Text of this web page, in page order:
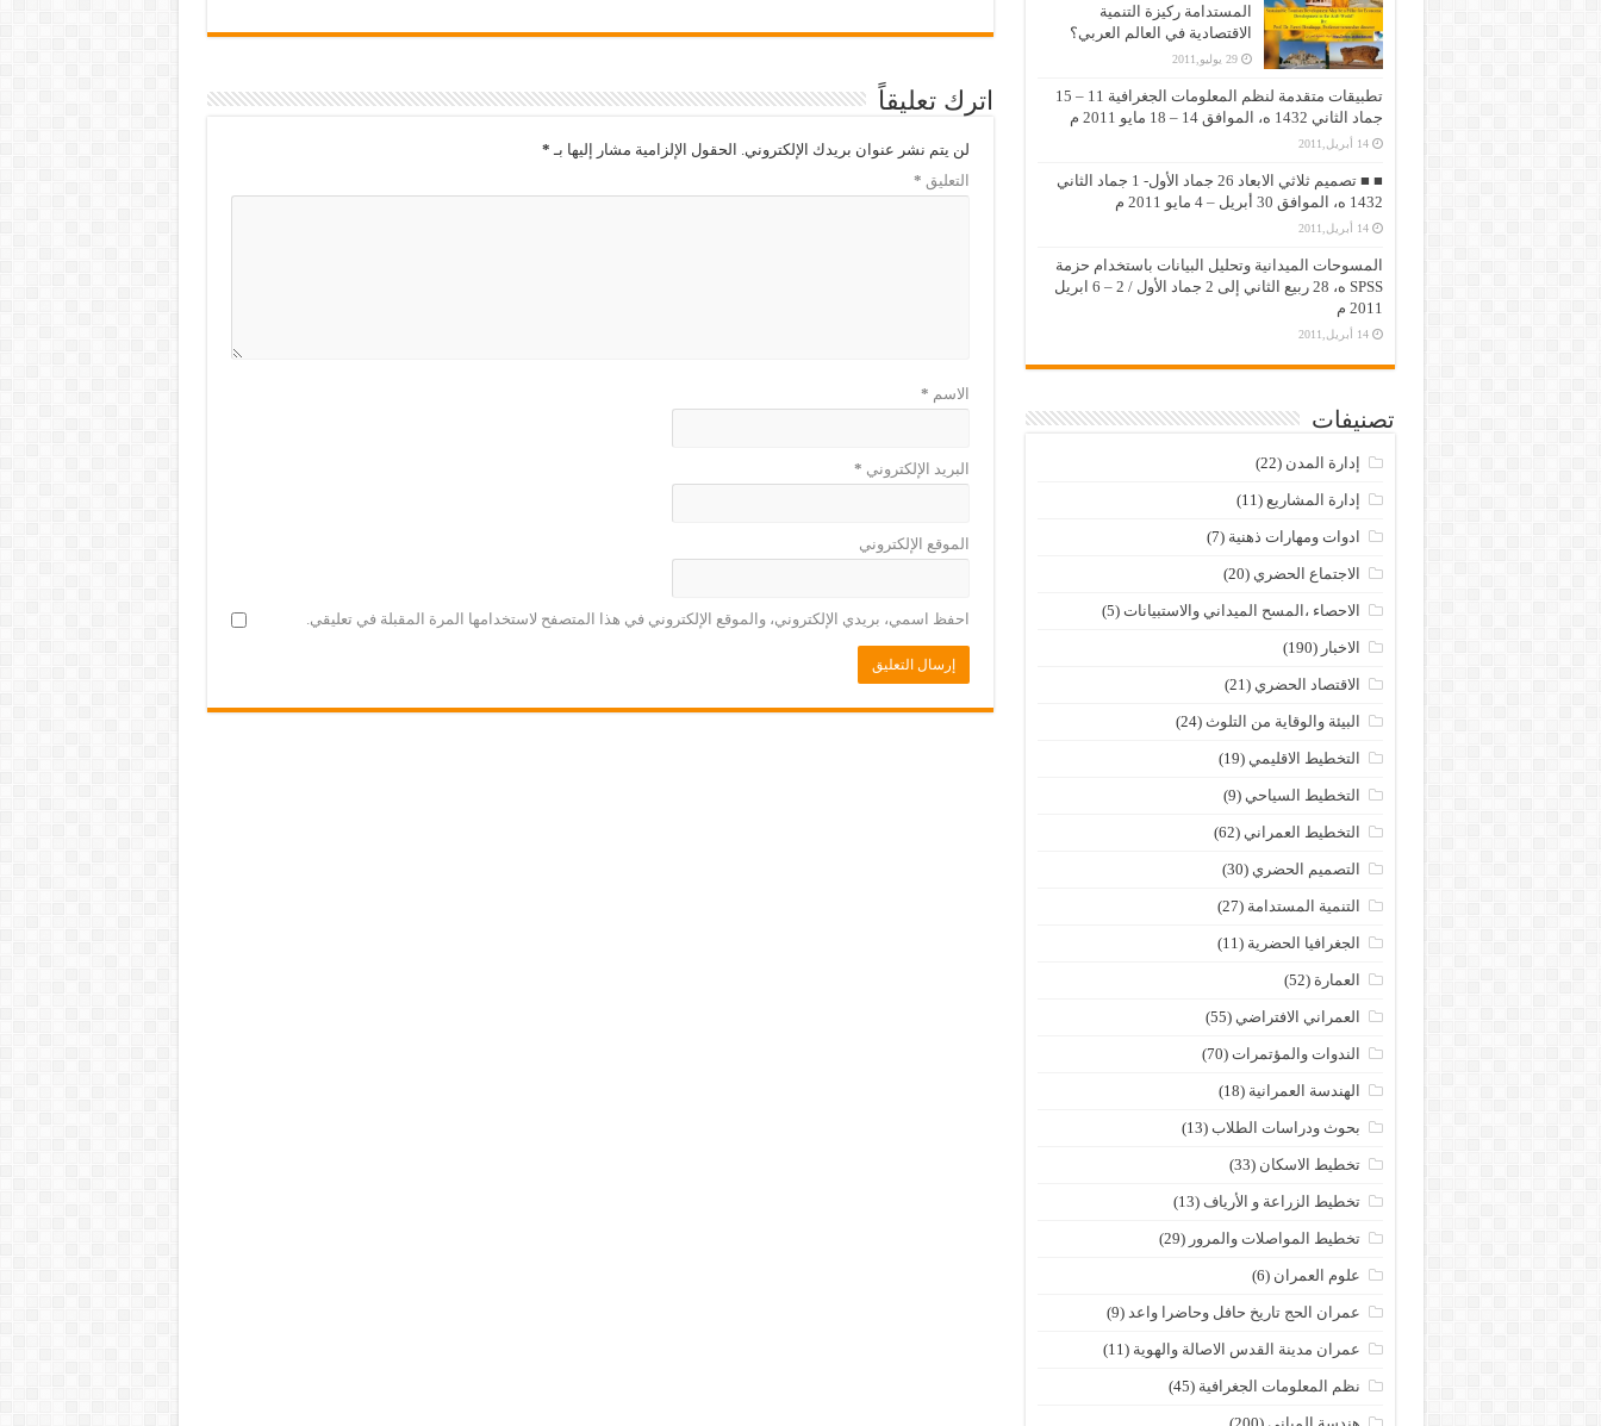
اترك تعليقاً
لن يتم نشر عنوان بريدك الإلكتروني. الحقول الإلزامية مشار إليها بـ *
التعليق *
الاسم *
البريد الإلكتروني *
الموقع الإلكتروني
احفظ اسمي، بريدي الإلكتروني، والموقع الإلكتروني في هذا المتصفح لاستخدامها المرة المقبلة في تعليقي.
المستدامة ركيزة التنمية
الاقتصادية في العالم العربي؟
29 يوليو,2011
تطبيقات متقدمة لنظم المعلومات الجغرافية 11 – 15
جماد الثاني 1432 ه، الموافق 14 – 18 مايو 2011 م
14 أبريل,2011
■ ■ تصميم ثلاثي الابعاد 26 جماد الأول- 1 جماد الثاني
1432 ه، الموافق 30 أبريل – 4 مايو 2011 م
14 أبريل,2011
المسوحات الميدانية وتحليل البيانات باستخدام حزمة
SPSS ه، 28 ربيع الثاني إلى 2 جماد الأول / 2 – 6 ابريل
2011 م
14 أبريل,2011
تصنيفات
إدارة المدن (22)
إدارة المشاريع (11)
ادوات ومهارات ذهنية (7)
الاجتماع الحضري (20)
الاحصاء ،المسح الميداني والاستبيانات (5)
الاخبار (190)
الاقتصاد الحضري (21)
البيئة والوقاية من التلوث (24)
التخطيط الاقليمي (19)
التخطيط السياحي (9)
التخطيط العمراني (62)
التصميم الحضري (30)
التنمية المستدامة (27)
الجغرافيا الحضرية (11)
العمارة (52)
العمراني الافتراضي (55)
الندوات والمؤتمرات (70)
الهندسة العمرانية (18)
بحوث ودراسات الطلاب (13)
تخطيط الاسكان (33)
تخطيط الزراعة و الأرياف (13)
تخطيط المواصلات والمرور (29)
علوم العمران (6)
عمران الحج تاريخ حافل وحاضرا واعد (9)
عمران مدينة القدس الاصالة والهوية (11)
نظم المعلومات الجغرافية (45)